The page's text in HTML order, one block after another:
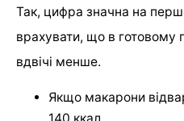
Так, цифра значна на
врахувати, що в готовому
вдвічі менше.
Якщо макарони